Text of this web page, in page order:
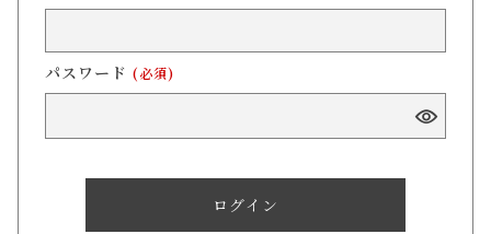
パスワード (必須)
ログイン